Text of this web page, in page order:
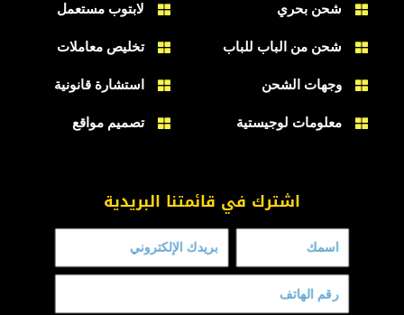
شحن بحري
شحن من الباب للباب
وجهات الشحن
معلومات لوجيستية
لابتوب مستعمل
تخليص معاملات
استشارة قانونية
تصميم مواقع
اشترك في قائمتنا البريدية